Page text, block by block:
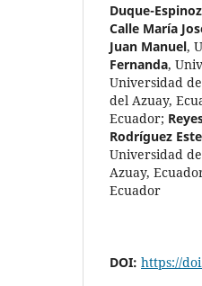
Duque-
Calle María
Juan Manuel,
Fernanda,
Universidad
del Azuay,
Ecuador;
Rodríguez
Universidad
Azuay,
Ecuador
DOI: https://